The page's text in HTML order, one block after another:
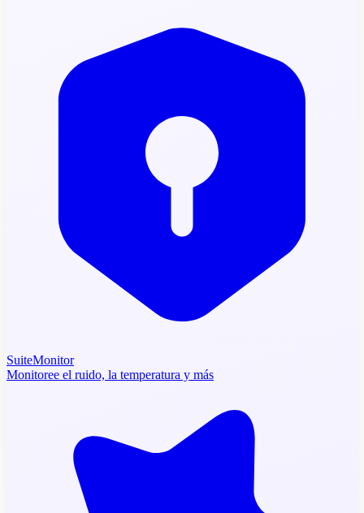
SuiteMonitor
Monitoree el ruido, la temperatura y más